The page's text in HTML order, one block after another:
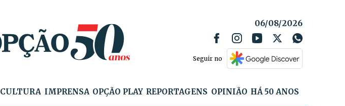
06/08/2026
Seguir no
CULTURA IMPRENSA OPÇÃO PLAY REPORTAGENS OPINIÃO HÁ 50 ANOS